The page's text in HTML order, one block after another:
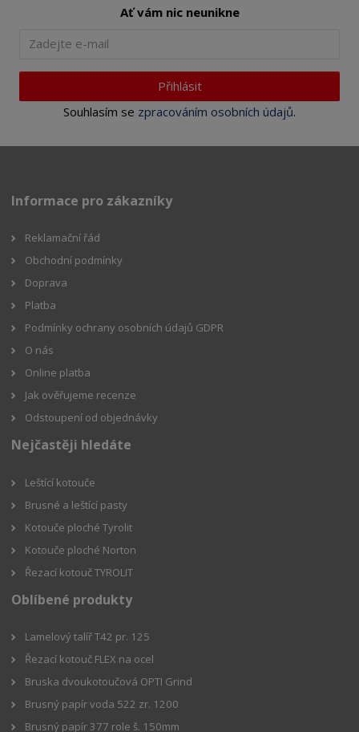
Ať vám nic neunikne
Přihlásit
Souhlasím se zpracováním osobních údajů.
Informace pro zákazníky
Reklamační řád
Obchodní podmínky
Doprava
Platba
Podmínky ochrany osobních údajů GDPR
O nás
Online platba
Jak ověřujeme recenze
Odstoupení od objednávky
Nejčastěji hledáte
Leštící kotouče
Brusné a leštící pasty
Kotouče ploché Tyrolit
Kotouče ploché Norton
Řezací kotouč TYROLIT
Oblíbené produkty
Lamelový talíř T42 pr. 125
Řezací kotouč FLEX na ocel
Bruska dvoukotoučová OPTI Grind
Brusný papír voda 522 zr. 1200
Brusný papír 377 role š. 150mm